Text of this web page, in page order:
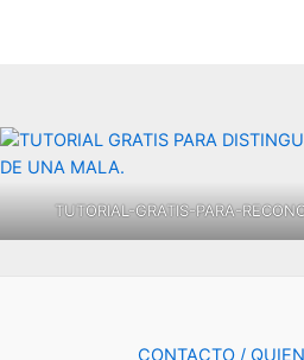
TUTORIAL-GRATIS-PARA-
CONTACTO /